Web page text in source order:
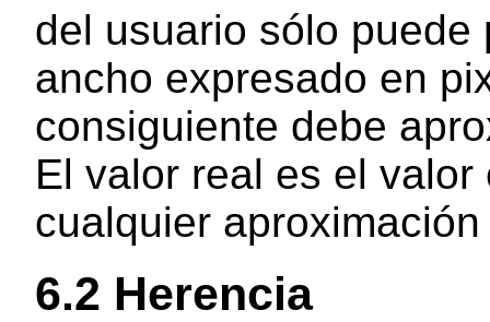
del usuario sólo
ancho expresado en
consiguiente debe
El valor real es el
cualquier
6.2 Herencia